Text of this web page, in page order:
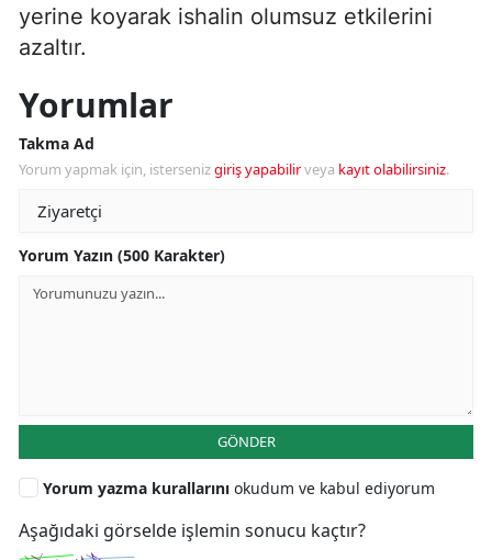
yerine koyarak ishalin olumsuz etkilerini
azaltır.
Yorumlar
Takma Ad
Yorum yapmak için, istersenizgiriş yapabilirveya kayıt olabilirsiniz.
Yorum Yazın (500 Karakter)
GÖNDER
Yorum yazma kurallarını okudum ve kabul ediyorum
Aşağıdaki görselde işlemin sonucu kaçtır?